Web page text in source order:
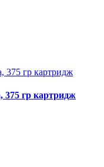
375 гр картридж